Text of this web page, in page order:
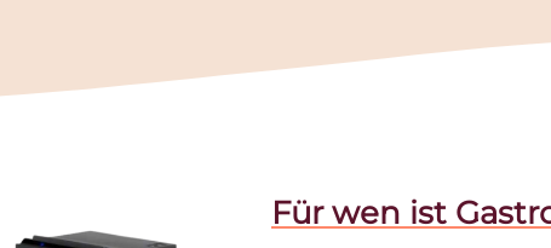
Für wen ist